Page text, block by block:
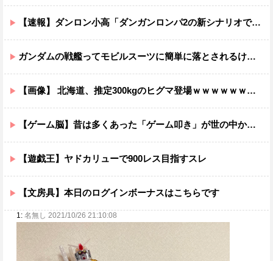
【速報】ダンロン小高「ダンガンロンパ2の新シナリオでは、人気キャラも殺していきますw」
ガンダムの戦艦ってモビルスーツに簡単に落とされるけど・・・・
【画像】 北海道、推定300kgのヒグマ登場ｗｗｗｗｗｗｗｗｗｗｗｗｗｗｗｗｗｗｗｗ
【ゲーム脳】昔は多くあった「ゲーム叩き」が世の中から殆ど消えてしまった理由wwwwwwwwwwwwww
【遊戯王】ヤドカリューで900レス目指すスレ
【文房具】本日のログインボーナスはこちらです
1: 名無し 2021/10/26 21:10:08